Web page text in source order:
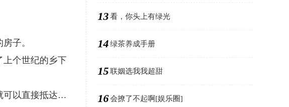
子。
上个世纪的乡下
可以直接抵达…
13看，你头上有绿光
14绿茶养成手册
15联姻选我我超甜
16会撩了不起啊[娱乐圈]